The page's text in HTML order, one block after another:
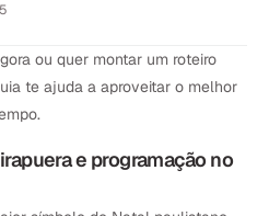
ou quer montar um roteiro
te ajuda a aproveitar o melhor
e programação no